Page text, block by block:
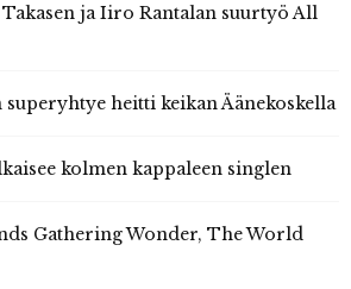
ja Iiro Rantalan suurtyö All
superyhtye heitti keikan Äänekoskella
kolmen kappaleen singlen
Gathering Wonder, The World